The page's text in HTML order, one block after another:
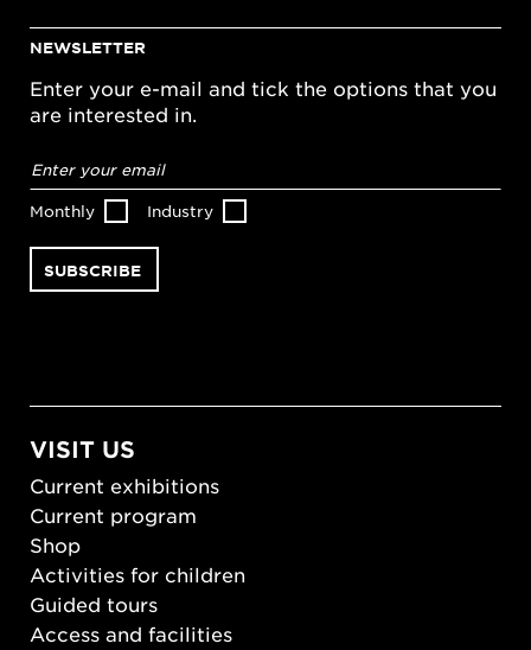
NEWSLETTER
Enter your e-mail and tick the options that you
are interested in.
address*
Monthly Industry
VISIT US
Current exhibitions
Current program
Shop
Activities for children
Guided tours
Access and facilities